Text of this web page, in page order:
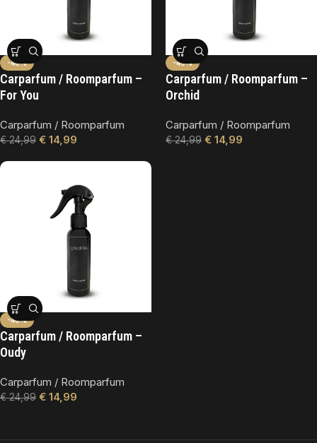
-40%
Carparfum / Roomparfum –
For You
Carparfum / Roomparfum
€24,99 € 14,99
-40%
Carparfum / Roomparfum –
Orchid
Carparfum / Roomparfum
€24,99 € 14,99
-40%
Carparfum / Roomparfum –
Oudy
Carparfum / Roomparfum
€24,99 € 14,99